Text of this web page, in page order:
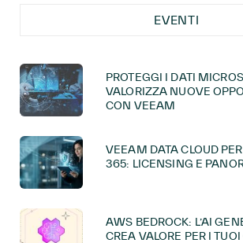
EVENTI
PROTEGGI I DATI
VALORIZZA NUOVE
CON VEEAM
VEEAM DATA CLOUD
365: LICENSING E
AWS BEDROCK: L’AI
CREA VALORE PER I